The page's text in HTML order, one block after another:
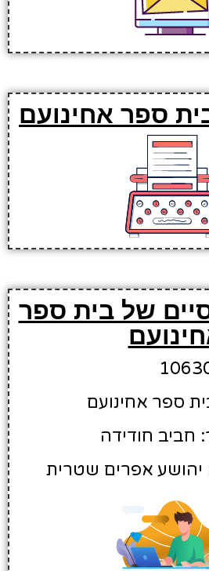
ספר אחינועם
של בית ספר
ספר אחינועם
חודידה
אפרים שטרית